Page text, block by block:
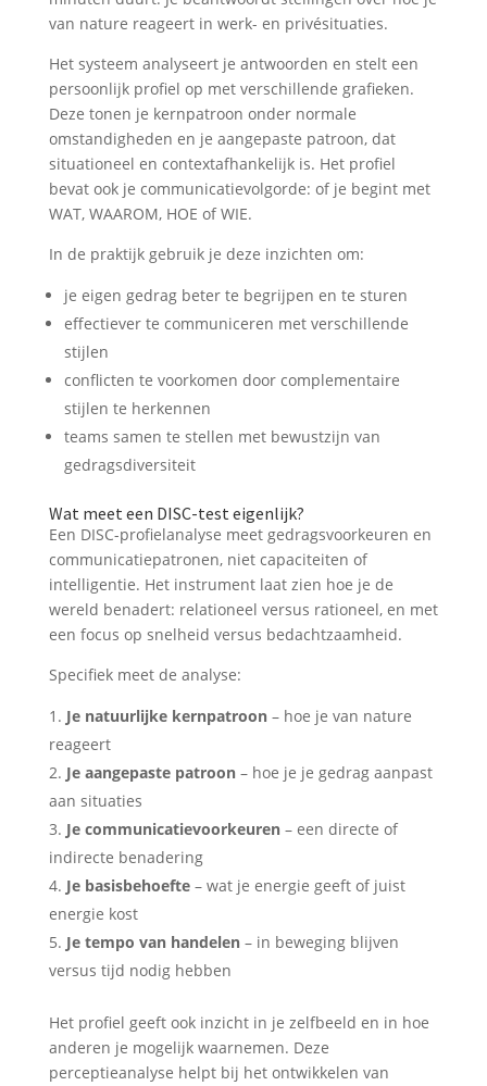
van nature reageert in werk- en privésituaties.
Het systeem analyseert je antwoorden en stelt een
persoonlijk profiel op met verschillende grafieken.
Deze tonen je kernpatroon onder normale
omstandigheden en je aangepaste patroon, dat
situationeel en contextafhankelijk is. Het profiel
bevat ook je communicatievolgorde: of je begint met
WAT, WAAROM, HOE of WIE.
In de praktijk gebruik je deze inzichten om:
je eigen gedrag beter te begrijpen en te sturen
effectiever te communiceren met verschillende
stijlen
conflicten te voorkomen door complementaire
stijlen te herkennen
teams samen te stellen met bewustzijn van
gedragsdiversiteit
Wat meet een DISC-test eigenlijk?
Een DISC-profielanalyse meet gedragsvoorkeuren en
communicatiepatronen, niet capaciteiten of
intelligentie. Het instrument laat zien hoe je de
wereld benadert: relationeel versus rationeel, en met
een focus op snelheid versus bedachtzaamheid.
Specifiek meet de analyse:
Je natuurlijke kernpatroon– hoe je van nature
reageert
Je aangepaste patroon– hoe je je gedrag aanpast
aan situaties
Je communicatievoorkeuren– een directe of
indirecte benadering
Je basisbehoefte– wat je energie geeft of juist
energie kost
Je tempo van handelen– in beweging blijven
versus tijd nodig hebben
Het profiel geeft ook inzicht in je zelfbeeld en in hoe
anderen je mogelijk waarnemen. Deze
perceptieanalyse helpt bij het ontwikkelen van